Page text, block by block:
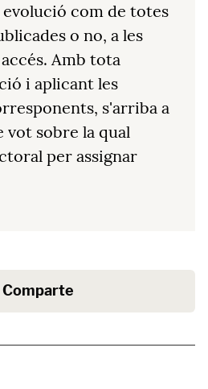
evolució com de totes
o no, a les
Amb tota
i aplicant les
s'arriba a
vot sobre la qual
per assignar
Comparte